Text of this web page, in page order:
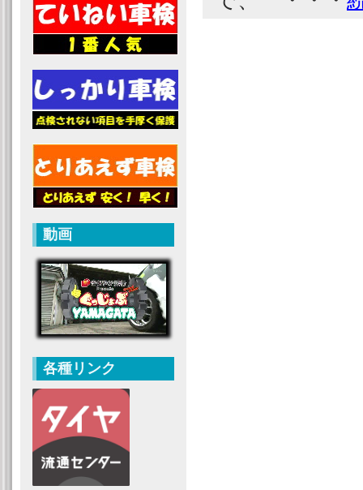
動画
各種リンク